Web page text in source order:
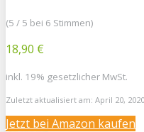
(5 / 5 bei 6 Stimmen)
18,90 €
inkl. 19% gesetzlicher MwSt.
Zuletzt aktualisiert am: April 20,
Jetzt bei Amazon kaufen